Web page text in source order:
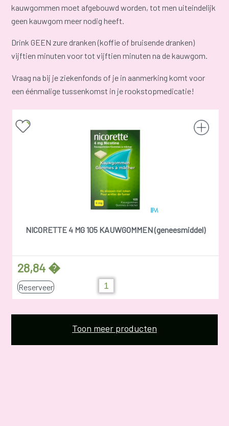
kauwgommen moet afgebouwd worden, tot men uiteindelijk
geen kauwgom meer nodig heeft.
Drink GEEN zure dranken (koffie of bruisende dranken)
vijftien minuten voor tot vijftien minuten na de kauwgom.
Vraag na bij je ziekenfonds of je in aanmerking komt voor
een éénmalige tussenkomst in je rookstopmedicatie!
NICORETTE 4 MG 105 KAUWGOMMEN (geneesmiddel)
28,84 �
Reserveer
Toon meer producten